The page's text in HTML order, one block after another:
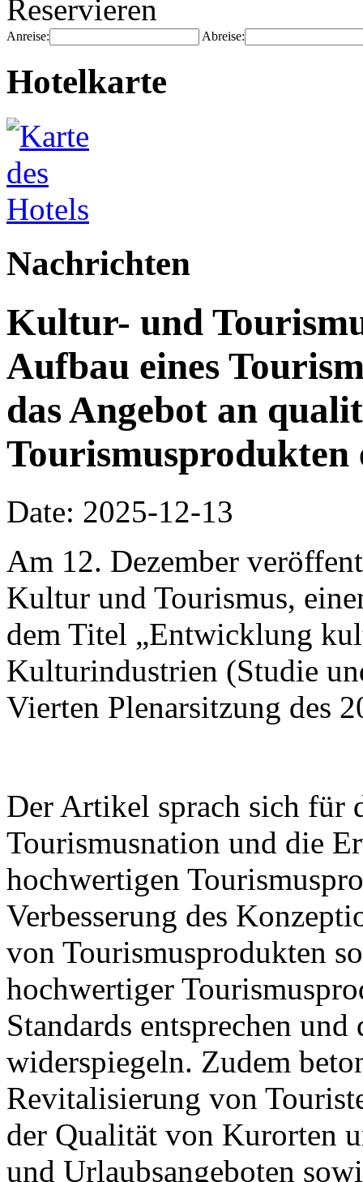
Reservieren
Anreise: Abreise:
Hotelkarte
Nachrichten
Kultur- und
Aufbau eines
das Angebot an
Tourismusprodukten
Date: 2025-12-13
Am 12. Dezember
Kultur und Tourismus,
dem Titel „Entwicklung
Kulturindustrien (Studie
Vierten Plenarsitzung des
Der Artikel sprach sich für
Tourismusnation und die
hochwertigen
Verbesserung des
von Tourismusprodukten
hochwertiger
Standards entsprechen
widerspiegeln. Zudem
Revitalisierung von
der Qualität von Kurorten
und Urlaubsangeboten